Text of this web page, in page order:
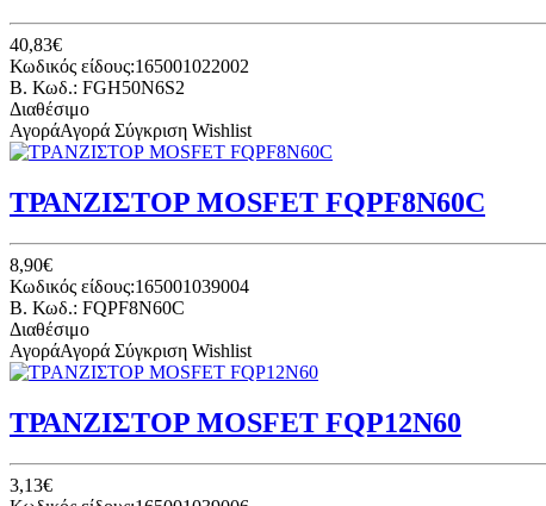
40,83€
Κωδικός είδους:165001022002
B. Κωδ.: FGH50N6S2
Διαθέσιμο
ΑγοράΑγορά Σύγκριση Wishlist
ΤΡΑΝΖΙΣΤΟΡ MOSFET FQPF8N60C
8,90€
Κωδικός είδους:165001039004
B. Κωδ.: FQPF8N60C
Διαθέσιμο
ΑγοράΑγορά Σύγκριση Wishlist
ΤΡΑΝΖΙΣΤΟΡ MOSFET FQP12N60
3,13€